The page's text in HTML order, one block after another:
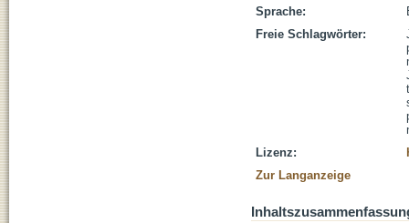
Sprache:
Freie Schlagwörter:
Lizenz:
Zur Langanzeige